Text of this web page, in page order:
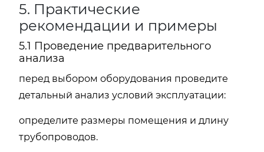
5. Практические
рекомендации и примеры
5.1 Проведение предварительного
анализа
перед выбором оборудования проведите
детальный анализ условий эксплуатации:
определите размеры помещения и длину
трубопроводов.